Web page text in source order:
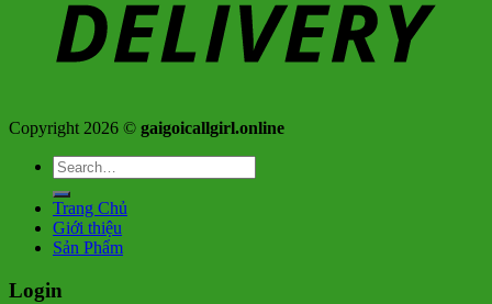
Copyright 2026 © gaigoicallgirl.online
Search
for:
Trang Chủ
Giới thiệu
Sản Phẩm
Login